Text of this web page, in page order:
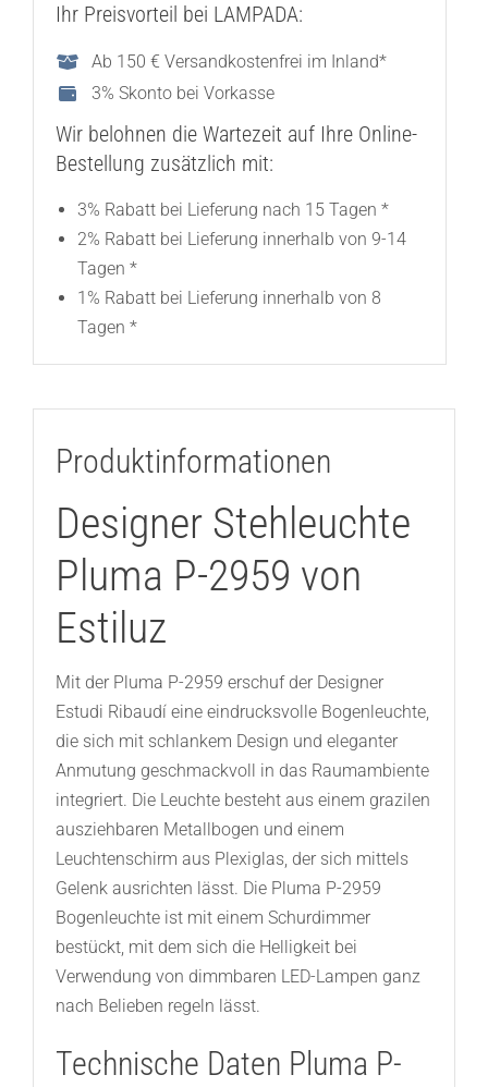
Ihr Preisvorteil bei LAMPADA:
Ab 150 € Versandkostenfrei im Inland*
3% Skonto bei Vorkasse
Wir belohnen die Wartezeit auf Ihre Online-
Bestellung zusätzlich mit:
3% Rabatt bei Lieferung nach 15 Tagen *
2% Rabatt bei Lieferung innerhalb von 9-14
Tagen *
1% Rabatt bei Lieferung innerhalb von 8
Tagen *
Produktinformationen
Designer Stehleuchte
Pluma P-2959 von
Estiluz
Mit der Pluma P-2959 erschuf der Designer
Estudi Ribaudí eine eindrucksvolle Bogenleuchte,
die sich mit schlankem Design und eleganter
Anmutung geschmackvoll in das Raumambiente
integriert. Die Leuchte besteht aus einem grazilen
ausziehbaren Metallbogen und einem
Leuchtenschirm aus Plexiglas, der sich mittels
Gelenk ausrichten lässt. Die Pluma P-2959
Bogenleuchte ist mit einem Schurdimmer
bestückt, mit dem sich die Helligkeit bei
Verwendung von dimmbaren LED-Lampen ganz
nach Belieben regeln lässt.
Technische Daten Pluma P-